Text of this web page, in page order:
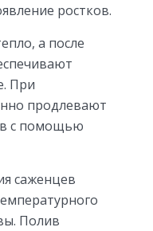
ростков.
а после
При
продлевают
с помощью
саженцев
Полив